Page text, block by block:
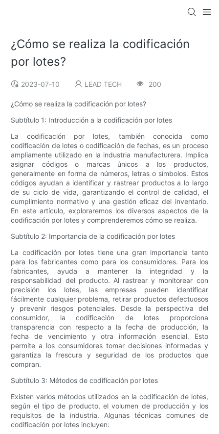
¿Cómo se realiza la codificación
por lotes?
2023-07-10 LEAD TECH 200
¿Cómo se realiza la codificación por lotes?
Subtítulo 1: Introducción a la codificación por lotes
La codificación por lotes, también conocida como
codificación de lotes o codificación de fechas, es un proceso
ampliamente utilizado en la industria manufacturera. Implica
asignar códigos o marcas únicos a los productos,
generalmente en forma de números, letras o símbolos. Estos
códigos ayudan a identificar y rastrear productos a lo largo
de su ciclo de vida, garantizando el control de calidad, el
cumplimiento normativo y una gestión eficaz del inventario.
En este artículo, exploraremos los diversos aspectos de la
codificación por lotes y comprenderemos cómo se realiza.
Subtítulo 2: Importancia de la codificación por lotes
La codificación por lotes tiene una gran importancia tanto
para los fabricantes como para los consumidores. Para los
fabricantes, ayuda a mantener la integridad y la
responsabilidad del producto. Al rastrear y monitorear con
precisión los lotes, las empresas pueden identificar
fácilmente cualquier problema, retirar productos defectuosos
y prevenir riesgos potenciales. Desde la perspectiva del
consumidor, la codificación de lotes proporciona
transparencia con respecto a la fecha de producción, la
fecha de vencimiento y otra información esencial. Esto
permite a los consumidores tomar decisiones informadas y
garantiza la frescura y seguridad de los productos que
compran.
Subtítulo 3: Métodos de codificación por lotes
Existen varios métodos utilizados en la codificación de lotes,
según el tipo de producto, el volumen de producción y los
requisitos de la industria. Algunas técnicas comunes de
codificación por lotes incluyen: